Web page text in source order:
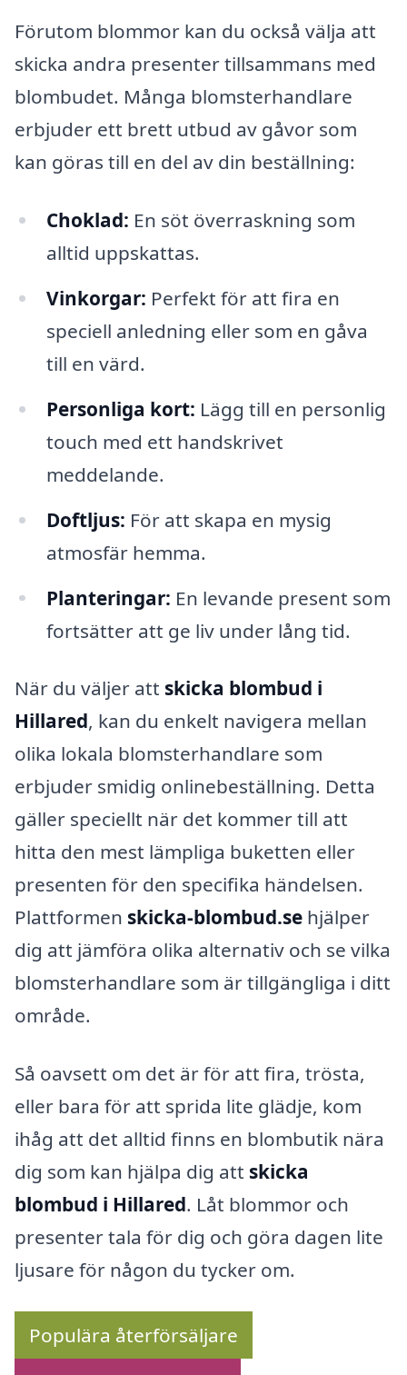
Förutom blommor kan du också välja att
skicka andra presenter tillsammans med
blombudet. Många blomsterhandlare
erbjuder ett brett utbud av gåvor som
kan göras till en del av din beställning:
Choklad: En söt överraskning som
alltid uppskattas.
Vinkorgar: Perfekt för att fira en
speciell anledning eller som en gåva
till en värd.
Personliga kort: Lägg till en personlig
touch med ett handskrivet
meddelande.
Doftljus: För att skapa en mysig
atmosfär hemma.
Planteringar: En levande present som
fortsätter att ge liv under lång tid.
När du väljer att skicka blombud i
Hillared, kan du enkelt navigera mellan
olika lokala blomsterhandlare som
erbjuder smidig onlinebeställning. Detta
gäller speciellt när det kommer till att
hitta den mest lämpliga buketten eller
presenten för den specifika händelsen.
Plattformen skicka-blombud.se hjälper
dig att jämföra olika alternativ och se vilka
blomsterhandlare som är tillgängliga i ditt
område.
Så oavsett om det är för att fira, trösta,
eller bara för att sprida lite glädje, kom
ihåg att det alltid finns en blombutik nära
dig som kan hjälpa dig att skicka
blombud i Hillared. Låt blommor och
presenter tala för dig och göra dagen lite
ljusare för någon du tycker om.
Populära återförsäljare